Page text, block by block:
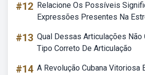
#12 Relacione Os Possíveis
Expressões Presentes Na
#13 Qual Dessas Articulações Não
Tipo Correto De Articulação
#14 A Revolução Cubana Vitoriosa